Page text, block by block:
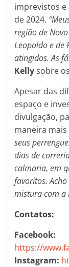
imprevistos e
de 2024.
região de
Leopoldo e de
atingidos. As
Kellysobre
Apesar das
espaço e
divulgação,
maneira
seus
dias de
calmaria, em
favoritos.
mistura com a
Contatos:
Facebook:
https://
Instagram: